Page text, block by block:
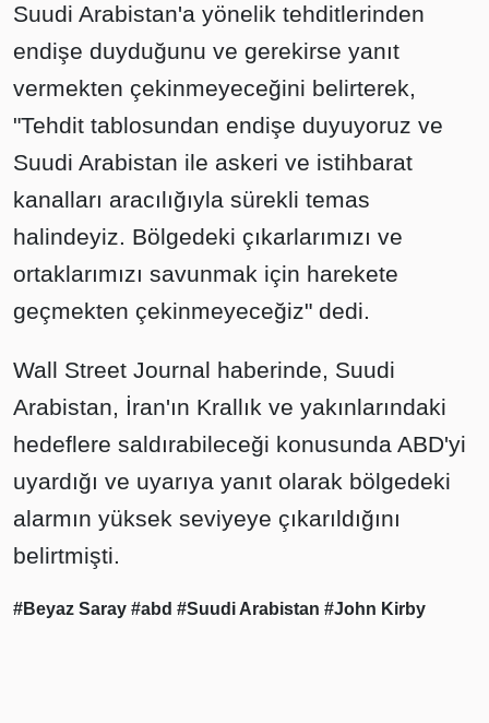
Suudi Arabistan'a yönelik tehditlerinden
endişe duyduğunu ve gerekirse yanıt
vermekten çekinmeyeceğini belirterek,
"Tehdit tablosundan endişe duyuyoruz ve
Suudi Arabistan ile askeri ve istihbarat
kanalları aracılığıyla sürekli temas
halindeyiz. Bölgedeki çıkarlarımızı ve
ortaklarımızı savunmak için harekete
geçmekten çekinmeyeceğiz" dedi.
Wall Street Journal haberinde, Suudi
Arabistan, İran'ın Krallık ve yakınlarındaki
hedeflere saldırabileceği konusunda ABD'yi
uyardığı ve uyarıya yanıt olarak bölgedeki
alarmın yüksek seviyeye çıkarıldığını
belirtmişti.
#Beyaz Saray #abd #Suudi Arabistan #John Kirby